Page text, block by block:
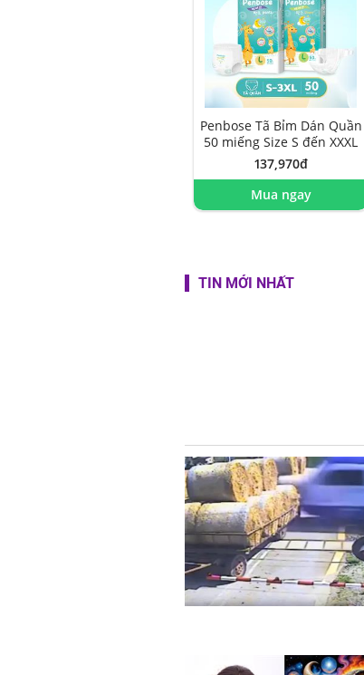
Penbose Tã Bỉm Dán Quần
50 miếng Size S đến XXXL
137,970đ
Mua ngay
TIN MỚI NHẤT